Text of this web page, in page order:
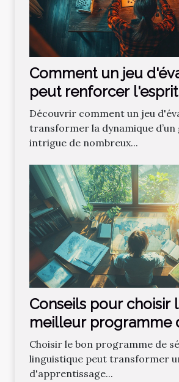
Comment un jeu
peut renforcer
?
Découvrir comment un jeu
transformer la dynamique d’un
intrigue de nombreux...
Conseils pour choisir
meilleur programme
linguistique
Choisir le bon programme de
linguistique peut transformer
d'apprentissage...